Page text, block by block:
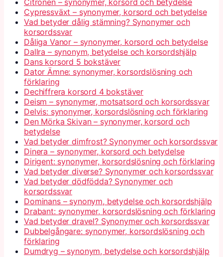
Citronen – synonymer, korsord och betydelse
Cypressväxt – synonymer, korsord och betydelse
Vad betyder dålig stämning? Synonymer och
korsordssvar
Dåliga Vanor – synonymer, korsord och betydelse
Dallra – synonym, betydelse och korsordshjälp
Dans korsord 5 bokstäver
Dator Ämne: synonymer, korsordslösning och
förklaring
Dechiffrera korsord 4 bokstäver
Deism – synonymer, motsatsord och korsordssvar
Delvis: synonymer, korsordslösning och förklaring
Den Mörka Skivan – synonymer, korsord och
betydelse
Vad betyder dimfrost? Synonymer och korsordssvar
Dinera – synonymer, korsord och betydelse
Dirigent: synonymer, korsordslösning och förklaring
Vad betyder diverse? Synonymer och korsordssvar
Vad betyder dödfödda? Synonymer och
korsordssvar
Dominans – synonym, betydelse och korsordshjälp
Drabant: synonymer, korsordslösning och förklaring
Vad betyder dravel? Synonymer och korsordssvar
Dubbelgångare: synonymer, korsordslösning och
förklaring
Dumdryg – synonym, betydelse och korsordshjälp